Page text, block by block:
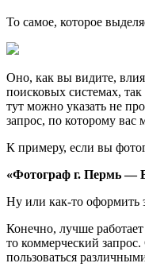
То самое, которое
Оно, как вы видите,
поисковых системах,
тут можно указать не
запрос, по которому вас
К примеру, если вы
«Фотограф г. Пермь —
Ну или как-то оформить
Конечно, лучше
то коммерческий
пользоваться